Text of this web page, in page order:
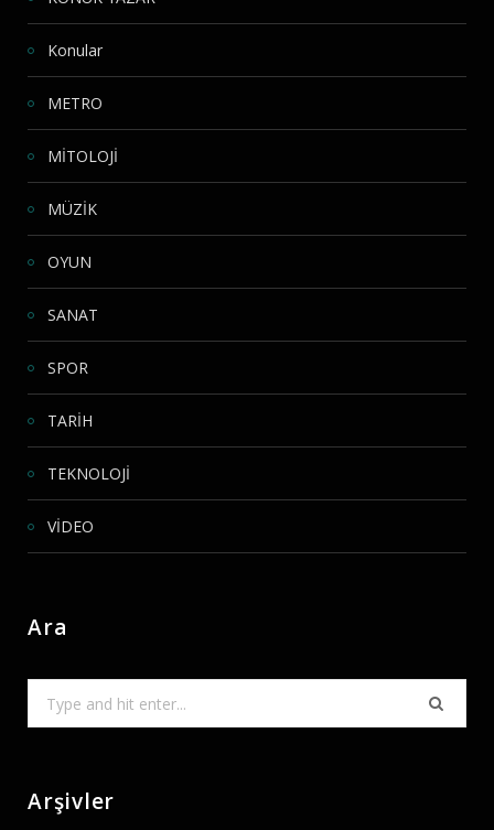
Konular
METRO
MİTOLOJİ
MÜZİK
OYUN
SANAT
SPOR
TARİH
TEKNOLOJİ
VİDEO
Ara
Arşivler